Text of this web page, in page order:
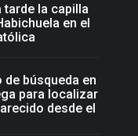
tarde la capilla
en el
búsqueda en
para localizar
desde el